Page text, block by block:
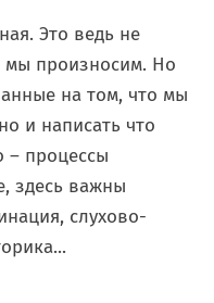
Это ведь не
мы произносим. Но
на том, что мы
и написать что
– процессы
здесь важны
слухово-